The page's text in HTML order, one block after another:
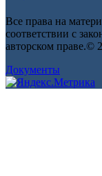
Все права на
соответствии с
авторском праве.©
Документы